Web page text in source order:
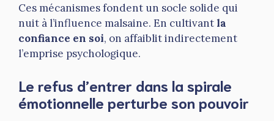
Ces mécanismes fondent un socle solide qui
nuit à l’influence malsaine. En cultivant la
confiance en soi, on affaiblit indirectement
l’emprise psychologique.
Le refus d’entrer dans la spirale
émotionnelle perturbe son pouvoir